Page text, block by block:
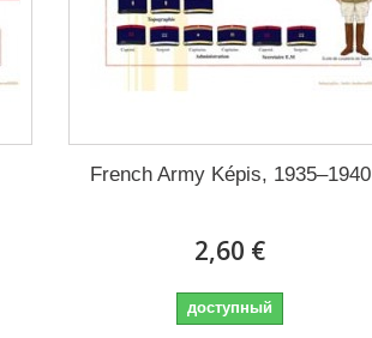
French Army Képis, 1935–1940
2,60 €
доступный